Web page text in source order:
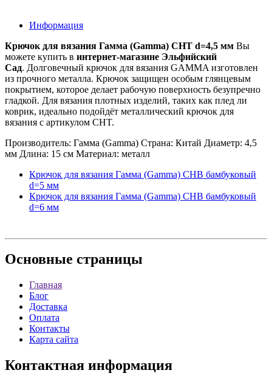
Информация
Крючок для вязания Гамма (Gamma) CHT d=4,5 мм Вы
можете купить в интернет-магазине Эльфийский
Сад. Долговечный крючок для вязания GAMMA изготовлен
из прочного металла. Крючок защищен особым глянцевым
покрытием, которое делает рабочую поверхность безупречно
гладкой. Для вязания плотных изделий, таких как плед ли
коврик, идеально подойдёт металлический крючок для
вязания с артикулом CHT.
Производитель: Гамма (Gamma) Страна: Китай Диаметр: 4,5
мм Длина: 15 см Материал: металл
Крючок для вязания Гамма (Gamma) CHB бамбуковый
d=5 мм
Крючок для вязания Гамма (Gamma) CHB бамбуковый
d=6 мм
Основные страницы
Главная
Блог
Доставка
Оплата
Контакты
Карта сайта
Контактная информация